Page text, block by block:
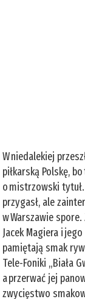
W niedalekiej
piłkarską Polskę,
o mistrzowski tytuł.
przygasł, ale
w Warszawie
Jacek Magiera i
pamiętają smak
Tele-Foniki „Biała
a przerwać jej
zwycięstwo